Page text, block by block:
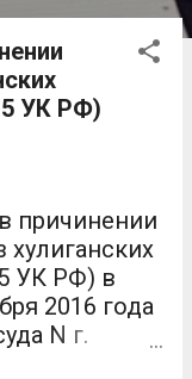
УК РФ)
причинении
УК РФ) в
2016 года
N г.